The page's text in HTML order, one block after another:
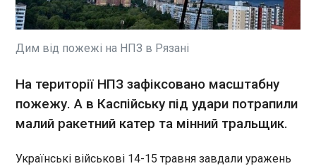
розглядає можливість скасування санкцій проти
китайських компаній, які закуповують іранську
нафту, на тлі тривалої війни та потрясінь на
"Європейська правда", він сказав журналістам у
п’ятницю під час повернення з державного
візиту до Китаю, його цитує CNN .
ЧИТАТЬ
У Варшаві затримали підозрюваних у побитті
14:54:03
Дим від пожежі на НПЗ в Рязані
На території НПЗ зафіксовано масштабну
пожежу. А в Каспійську під удари потрапили
малий ракетний катер та мінний тральщик.
Українські військові 14-15 травня завдали уражень